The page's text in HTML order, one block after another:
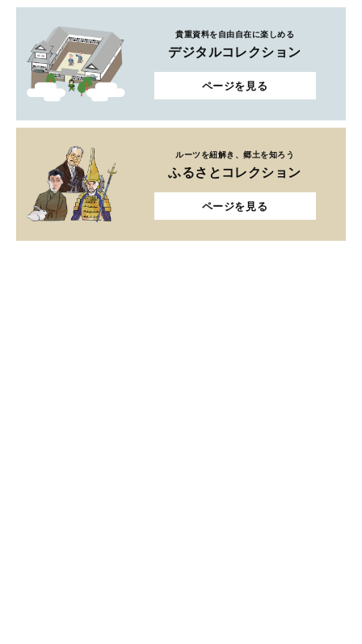
貴重資料を自由自在に楽しめる
デジタルコレクション
ページを見る
ルーツを紐解き、郷土を知ろう
ふるさとコレクション
ページを見る